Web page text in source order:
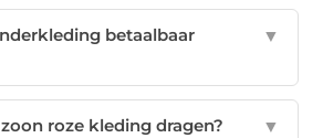
betaalbaar
▼
roze kleding dragen? ▼